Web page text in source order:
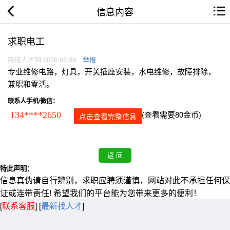
信息内容
求职电工
荣成人才网 2026.08.09 举报
专业维修电路，灯具，开关插座安装，水电维修，故障排除，
兼职和零活。
联系人手机/微信：
134****2650 点击查看完整信息 (查看需要80金币)
特此声明：
信息真伪请自行辨别，求职应聘须谨慎，网站对此不承担任何保
证或连带责任! 希望我们的平台能为您带来更多的便利！
[联系客服] [最新找人才]